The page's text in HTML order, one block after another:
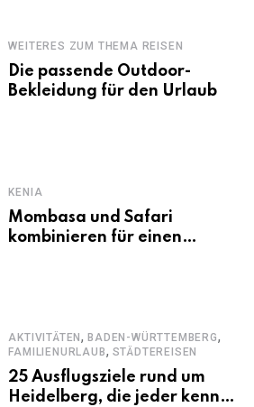
WEITERES ZUM THEMA REISEN
Die passende Outdoor-
Bekleidung für den Urlaub
KENIA
Mombasa und Safari
kombinieren für einen
AKTIVITÄTEN,BADEN-WÜRTTEMBERG,
FAMILIENURLAUB, STÄDTEREISEN
25 Ausflugsziele rund um
Heidelberg, die jeder kennen